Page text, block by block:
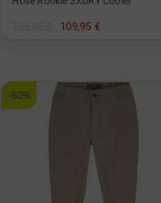
109,95 €
-50%